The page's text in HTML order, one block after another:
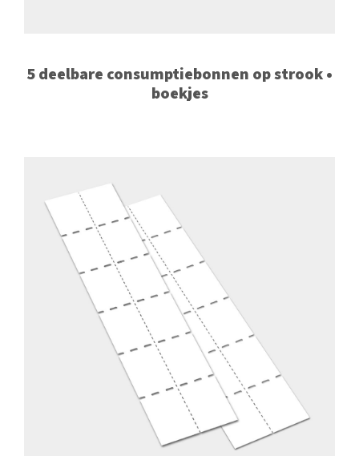
5 deelbare consumptiebonnen op strook •
boekjes